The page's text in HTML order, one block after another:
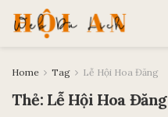
Home Tag Lễ Hội Hoa Đăng
Thẻ: Lễ Hội Hoa Đăng